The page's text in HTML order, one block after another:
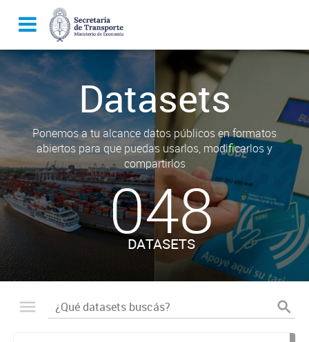
Datasets
Ponemos a tu alcance datos públicos en formatos
abiertos para que puedas usarlos, modificarlos y
compartirlos
048
DATASETS